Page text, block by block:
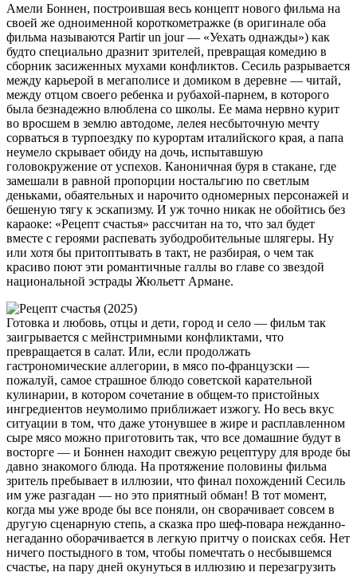
Амели Боннен, построившая весь концепт нового фильма на
своей же одноименной короткометражке (в оригинале оба
фильма называются Partir un jour — «Уехать однажды») как
будто специально дразнит зрителей, превращая комедию в
сборник засиженных мухами конфликтов. Сесиль разрывается
между карьерой в мегаполисе и домиком в деревне — читай,
между отцом своего ребенка и рубахой-парнем, в которого
была безнадежно влюблена со школы. Ее мама нервно курит
во вросшем в землю автодоме, лелея несбыточную мечту
сорваться в турпоездку по курортам италийского края, а папа
неумело скрывает обиду на дочь, испытавшую
головокружение от успехов. Каноничная буря в стакане, где
замешали в равной пропорции ностальгию по светлым
деньками, обаятельных и нарочито одномерных персонажей и
бешеную тягу к эскапизму. И уж точно никак не обойтись без
караоке: «Рецепт счастья» рассчитан на то, что зал будет
вместе с героями распевать зубодробительные шлягеры. Ну
или хотя бы притоптывать в такт, не разбирая, о чем так
красиво поют эти романтичные галлы во главе со звездой
национальной эстрады Жюльетт Армане.
Готовка и любовь, отцы и дети, город и село — фильм так
заигрывается с мейнстримными конфликтами, что
превращается в салат. Или, если продолжать
гастрономические аллегории, в мясо по-французски —
пожалуй, самое страшное блюдо советской карательной
кулинарии, в котором сочетание в общем-то пристойных
ингредиентов неумолимо приближает изжогу. Но весь вкус
ситуации в том, что даже утонувшее в жире и расплавленном
сыре мясо можно приготовить так, что все домашние будут в
восторге — и Боннен находит свежую рецептуру для вроде бы
давно знакомого блюда. На протяжение половины фильма
зритель пребывает в иллюзии, что финал похождений Сесиль
им уже разгадан — но это приятный обман! В тот момент,
когда мы уже вроде бы все поняли, он сворачивает совсем в
другую сценарную степь, а сказка про шеф-повара нежданно-
негаданно оборачивается в легкую притчу о поисках себя. Нет
ничего постыдного в том, чтобы помечтать о несбывшемся
счастье, на пару дней окунуться в иллюзию и перезагрузить